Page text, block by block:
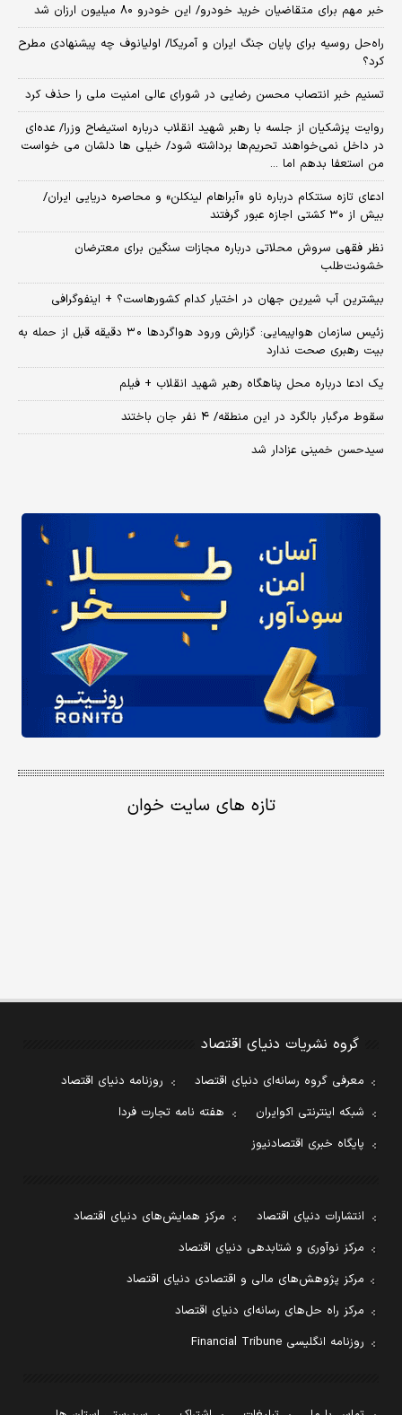
خبر مهم برای متقاضیان خرید خودرو/ این خودرو ۸۰ میلیون ارزان شد
راه‌حل روسیه برای پایان جنگ ایران و آمریکا/ اولیانوف چه پیشنهادی مطرح
کرد؟
تسنیم خبر انتصاب محسن رضایی در شورای عالی امنیت ملی را حذف کرد
روایت پزشکیان از جلسه با رهبر شهید انقلاب درباره استیضاح وزرا/ عده‌ای
در داخل نمی‌خواهند تحریم‌ها برداشته شود/ خیلی ها دلشان می خواست
من استعفا بدهم اما ...
ادعای تازه سنتکام درباره ناو «آبراهام لینکلن» و محاصره دریایی ایران/
بیش از ۳۰ کشتی اجازه عبور گرفتند
نظر فقهی سروش محلاتی درباره مجازات سنگین برای معترضان
خشونت‌طلب
بیشترین آب شیرین جهان در اختیار کدام کشورهاست؟ + اینفوگرافی
زئیس سازمان هواپیمایی: گزارش ورود هواگردها ٣٠ دقیقه قبل از حمله به
بیت رهبری صحت ندارد
یک ادعا درباره محل پناهگاه‌ رهبر شهید انقلاب + فیلم
سقوط مرگبار بالگرد در این منطقه/ ۴ نفر جان باختند
سیدحسن خمینی عزادار شد
تازه های سایت خوان
گروه نشریات دنیای اقتصاد
معرفی گروه رسانه‌ای دنیای اقتصاد
روزنامه دنیای اقتصاد
شبکه اینترنتی اکوایران
هفته نامه تجارت فردا
پایگاه خبری اقتصادنیوز
انتشارات دنیای اقتصاد
مرکز همایش‌های دنیای اقتصاد
مرکز نوآوری و شتابدهی دنیای اقتصاد
مرکز پژوهش‌های مالی و اقتصادی دنیای اقتصاد
مرکز راه حل‌های رسانه‌ای دنیای اقتصاد
روزنامه انگلیسی Financial Tribune